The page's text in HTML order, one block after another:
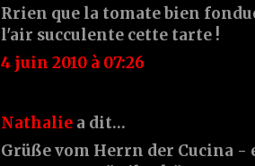
Rrien que la tomate bien
l'air succulente cette tarte !
4 juin 2010 à 07:26
Nathalie a dit…
Grüße vom Herrn der Cucina -